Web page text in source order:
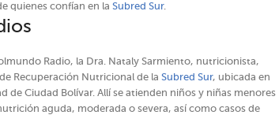
quienes confían en la Subred Sur.
Radio, la Dra. Nataly Sarmiento, nutricionista,
Recuperación Nutricional de la Subred Sur, ubicada en
de Ciudad Bolívar. Allí se atienden niños y niñas menores
aguda, moderada o severa, así como casos de